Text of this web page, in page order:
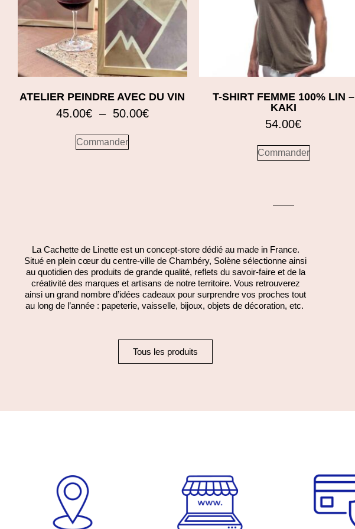
ATELIER PEINDRE AVEC DU VIN
45.00€ – 50.00€
Commander
T-SHIRT FEMME 100% LIN –
KAKI
54.00€
Commander
La Cachette de Linette est un concept-store dédié au made in France.
Situé en plein cœur du centre-ville de Chambéry, Solène sélectionne ainsi
au quotidien des produits de grande qualité, reflets du savoir-faire et de la
créativité des marques et artisans de notre territoire. Vous retrouverez
ainsi un grand nombre d’idées cadeaux pour surprendre vos proches tout
au long de l’année : papeterie, vaisselle, bijoux, objets de décoration, etc.
Tous les produits